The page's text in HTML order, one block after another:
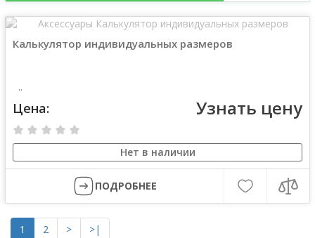
Калькулятор индивидуальных размеров
..
Цена: Узнать цену
Нет в наличии
ПОДРОБНЕЕ
1 2 >
>|